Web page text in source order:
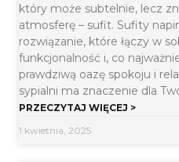
który może subtelnie, lecz
atmosferę – sufit. Sufity
rozwiązanie, które łączy w
funkcjonalność i, co
prawdziwą oazę spokoju i
sypialni ma znaczenie dla
PRZECZYTAJ WIĘCEJ >
1 kwietnia, 2025